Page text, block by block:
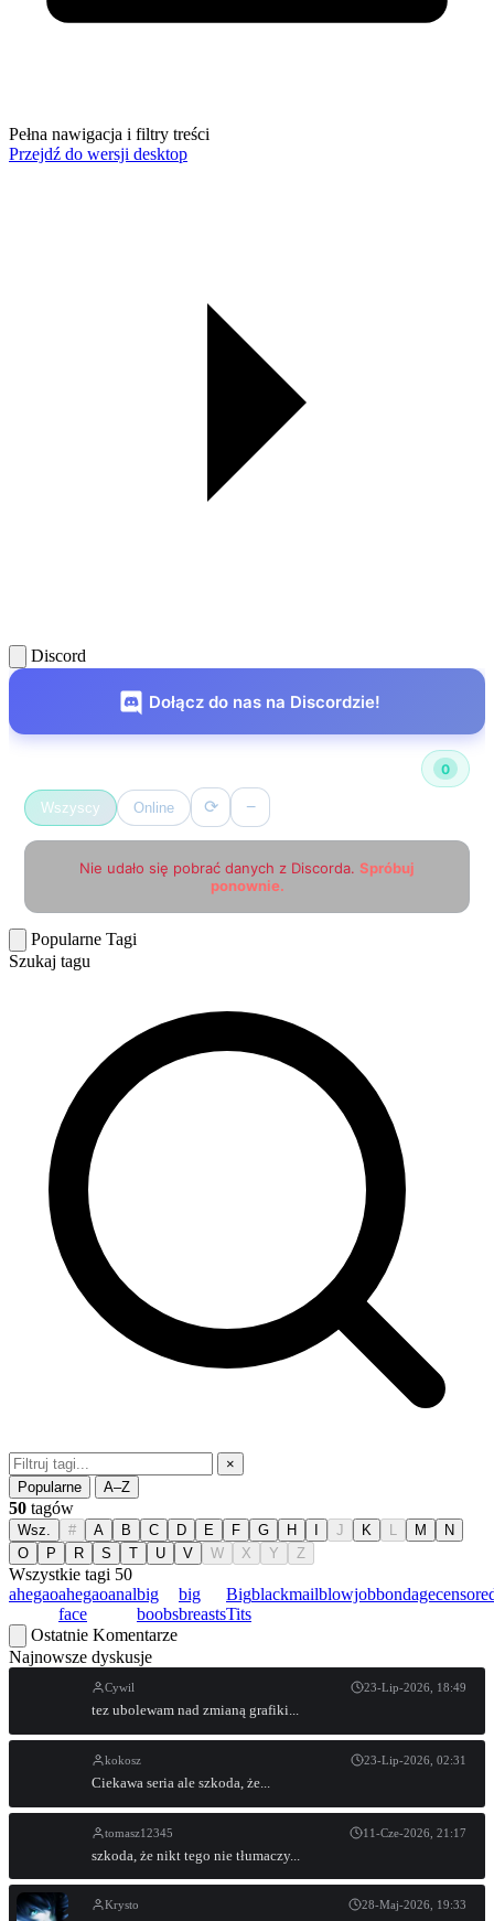
Pełna nawigacja i filtry treści
Przejdź do wersji desktop
Discord
Dołącz do nas na Discordzie!
0
Wszyscy Online ⟳ −
Nie udało się pobrać danych z Discorda. Spróbuj
ponownie.
Popularne Tagi
Szukaj tagu
×
Popularne
A–Z
50 tagów
Wsz. # A B C D E F G H J K L M
N
O
P R S T U V W X Y Z
Wszystkie tagi 50
ahegaoahegao
face
analbig
boobs
big
breasts
Big
Tits
blackmailblowjobbondage
Ostatnie Komentarze
Najnowsze dyskusje
Cywil 23-Lip-2026, 18:49
tez ubolewam nad zmianą grafiki...
kokosz 23-Lip-2026, 02:31
Ciekawa seria ale szkoda, że...
tomasz12345 11-Cze-2026, 21:17
szkoda, że nikt tego nie tłumaczy...
Krysto 28-Maj-2026, 19:33